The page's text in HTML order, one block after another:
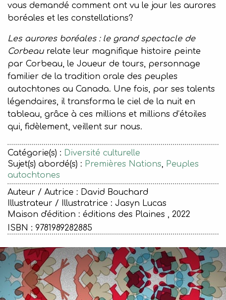
vous demandé comment ont vu le jour les aurores
boréales et les constellations?
Les aurores boréales : le grand spectacle de
Corbeaurelate leur magnifique histoire peinte
par Corbeau, le Joueur de tours, personnage
familier de la tradition orale des peuples
autochtones au Canada. Une fois, par ses talents
légendaires, il transforma le ciel de la nuit en
tableau, grâce à ces millions et millions d’étoiles
qui, fidèlement, veillent sur nous.
Catégorie(s) : Diversité culturelle
Sujet(s) abordé(s) : Premières Nations, Peuples
autochtones
Auteur / Autrice : David Bouchard
Illustrateur / Illustratrice : Jasyn Lucas
Maison d'édition : éditions des Plaines , 2022
ISBN : 9781989282885